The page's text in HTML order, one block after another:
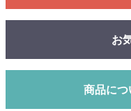
お
商品に